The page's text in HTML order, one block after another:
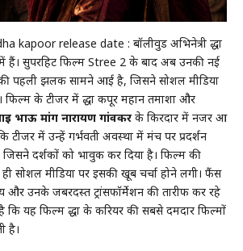
kapoor release date : बॉलीवुड अभिनेत्री श्रद्धा
हैं। सुपरहिट फिल्म Stree 2 के बाद अब उनकी नई
पहली झलक सामने आई है, जिसने सोशल मीडिया
के टीजर में श्रद्धा कपूर महान तमाशा और
भाऊ मांग नारायण गांवकर के किरदार में नजर आ
टीजर में उन्हें गर्भवती अवस्था में मंच पर प्रदर्शन
दर्शकों को भावुक कर दिया है। फिल्म की
सोशल मीडिया पर इसकी खूब चर्चा होने लगी। फैंस
और उनके जबरदस्त ट्रांसफॉर्मेशन की तारीफ कर रहे
कि यह फिल्म श्रद्धा के करियर की सबसे दमदार फिल्मों
है।